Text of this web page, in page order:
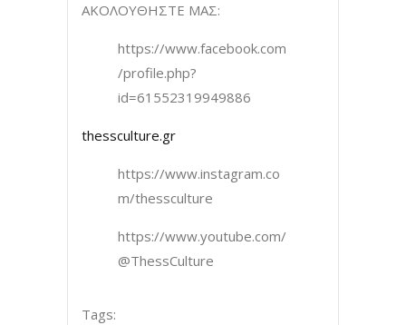
ΑΚΟΛΟΥΘΗΣΤΕ ΜΑΣ:
https://www.facebook.com
/profile.php?
id=61552319949886
thessculture.gr
https://www.instagram.co
m/thessculture
https://www.youtube.com/
@ThessCulture
Tags: